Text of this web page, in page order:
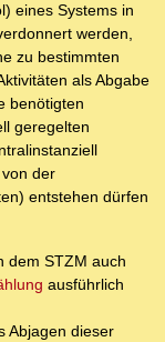
eines Systems in
werden,
zu bestimmten
als Abgabe
benötigten
geregelten
der
entstehen dürfen
dem STZM auch
ausführlich
Abjagen dieser